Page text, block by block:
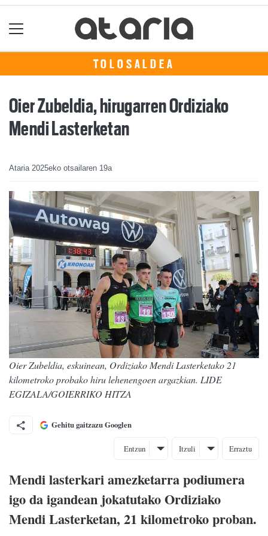
TOLOSALDEA
Oier Zubeldia, hirugarren Ordiziako
Mendi Lasterketan
Ataria 2025eko otsailaren 19a
Oier Zubeldia, eskuinean, Ordiziako Mendi Lasterketako 21
kilometroko probako hiru lehenengoen argazkian. LIDE
EGIZALA/GOIERRIKO HITZA
Gehitu gaitzazu Googlen
Entzun Itzuli Erraztu
Mendi lasterkari amezketarra podiumera
igo da igandean jokatutako Ordiziako
Mendi Lasterketan, 21 kilometroko proban.